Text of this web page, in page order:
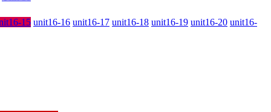
15 unit16-16 unit16-17 unit16-18 unit16-19 unit16-20 unit16-